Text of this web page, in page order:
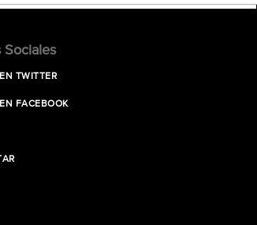
Sociales
TWITTER
FACEBOOK